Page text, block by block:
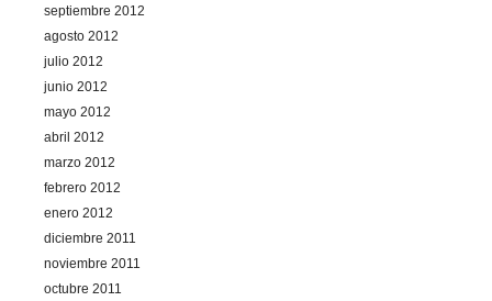
septiembre 2012
agosto 2012
julio 2012
junio 2012
mayo 2012
abril 2012
marzo 2012
febrero 2012
enero 2012
diciembre 2011
noviembre 2011
octubre 2011